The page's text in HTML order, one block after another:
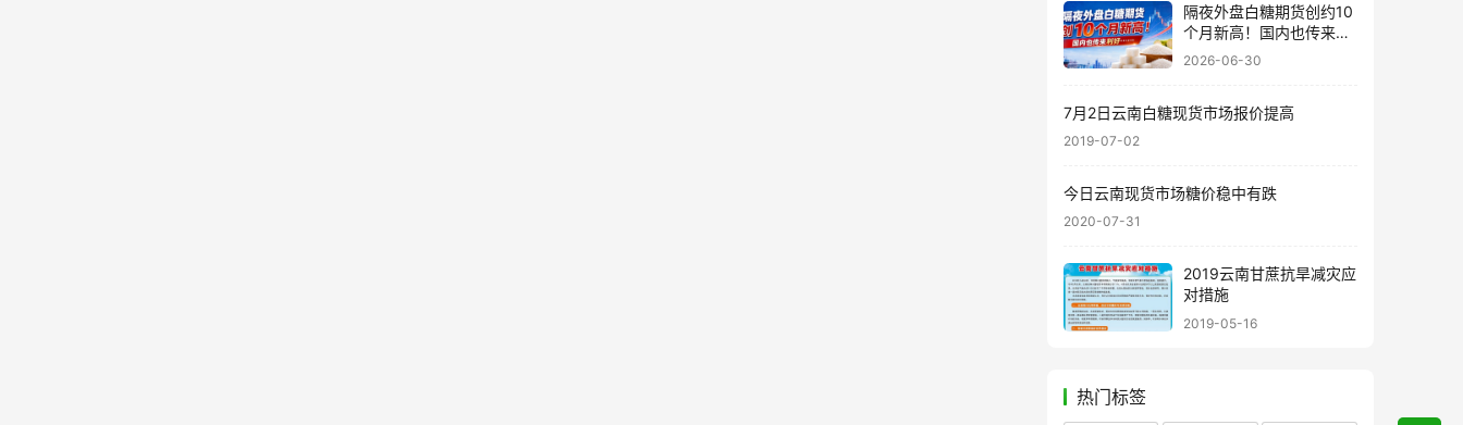
隔夜外盘白糖期货创约10
个月新高！国内也传来利
好……
2026-06-30
7月2日云南白糖现货市场报价提高
2019-07-02
今日云南现货市场糖价稳中有跌
2020-07-31
2019云南甘蔗抗旱减灾应
对措施
2019-05-16
热门标签